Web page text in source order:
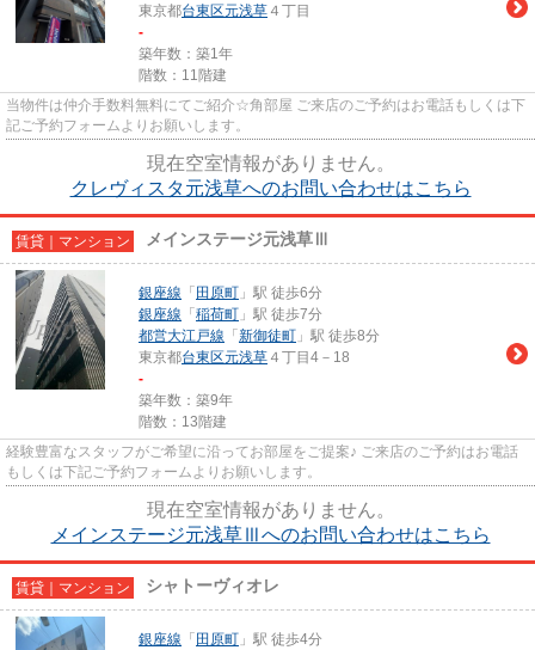
東京都台東区元浅草 ４丁目
-
築年数：築1年
階数：11階建
当物件は仲介手数料無料にてご紹介☆角部屋 ご来店のご予約はお電話もしくは下
記ご予約フォームよりお願いします。
現在空室情報がありません。
クレヴィスタ元浅草へのお問い合わせはこちら
賃貸｜マンション メインステージ元浅草Ⅲ
銀座線 「 田原町 」駅 徒歩6分
銀座線 「 稲荷町 」駅 徒歩7分
都営大江戸線 「 新御徒町 」駅 徒歩8分
東京都台東区元浅草 ４丁目4－18
-
築年数：築9年
階数：13階建
経験豊富なスタッフがご希望に沿ってお部屋をご提案♪ ご来店のご予約はお電話
もしくは下記ご予約フォームよりお願いします。
現在空室情報がありません。
メインステージ元浅草Ⅲへのお問い合わせはこちら
賃貸｜マンション シャトーヴィオレ
銀座線 「 田原町 」駅 徒歩4分